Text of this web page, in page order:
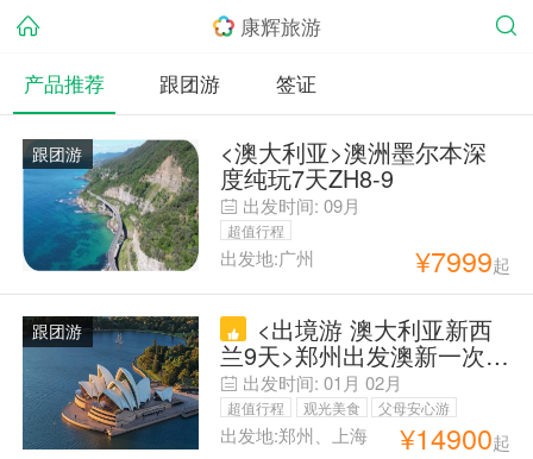
康辉旅游
产品推荐
跟团游 签证
跟团游 <澳大利亚>澳洲墨尔本深
度纯玩7天ZH8-9
出发时间: 09月
超值行程
出发地:广州 ¥7999起
跟团游 <出境游 澳大利亚新西
兰9天>郑州出发澳新一次游
两国；悉尼/墨尔本/奥克兰/
罗托鲁瓦，悉尼、新金山各
一天自由活动，随心搭配
出发时间: 01月 02月
超值行程 观光美食
父母安心游
亲子游
康辉自营 毕业季旅行
出发地:郑州、上海 ¥14900起